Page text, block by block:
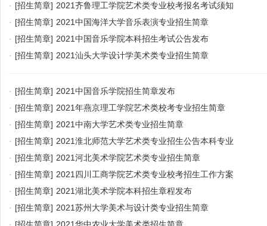
· [招生简章] 2021齐鲁理工学院艺术类专业校考报名考试须知
· [招生简章] 2021中国海洋大学音乐表演专业招生简章
· [招生简章] 2021中国音乐学院本科招生考试公告发布
· [招生简章] 2021汕头大学设计学美术类专业招生简章
· [招生简章] 2021中国音乐学院招生简章发布
· [招生简章] 2021年燕京理工学院艺术类校考专业招生简章
· [招生简章] 2021中南大学艺术类专业招生简章
· [招生简章] 2021淮北师范大学艺术类专业招生公告本科专业
· [招生简章] 2021河北美术学院艺术类专业招生简章
· [招生简章] 2021四川工商学院艺术类专业校考招生工作方案
· [招生简章] 2021湖北美术学院本科招生章程发布
· [招生简章] 2021苏州大学美术与设计类专业招生简章